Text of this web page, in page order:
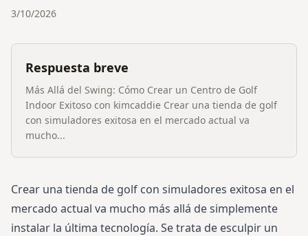
3/10/2026
Respuesta breve
Más Allá del Swing: Cómo Crear un Centro de Golf
Indoor Exitoso con kimcaddie Crear una tienda de golf
con simuladores exitosa en el mercado actual va
mucho...
Crear una tienda de golf con simuladores exitosa en el
mercado actual va mucho más allá de simplemente
instalar la última tecnología. Se trata de esculpir un